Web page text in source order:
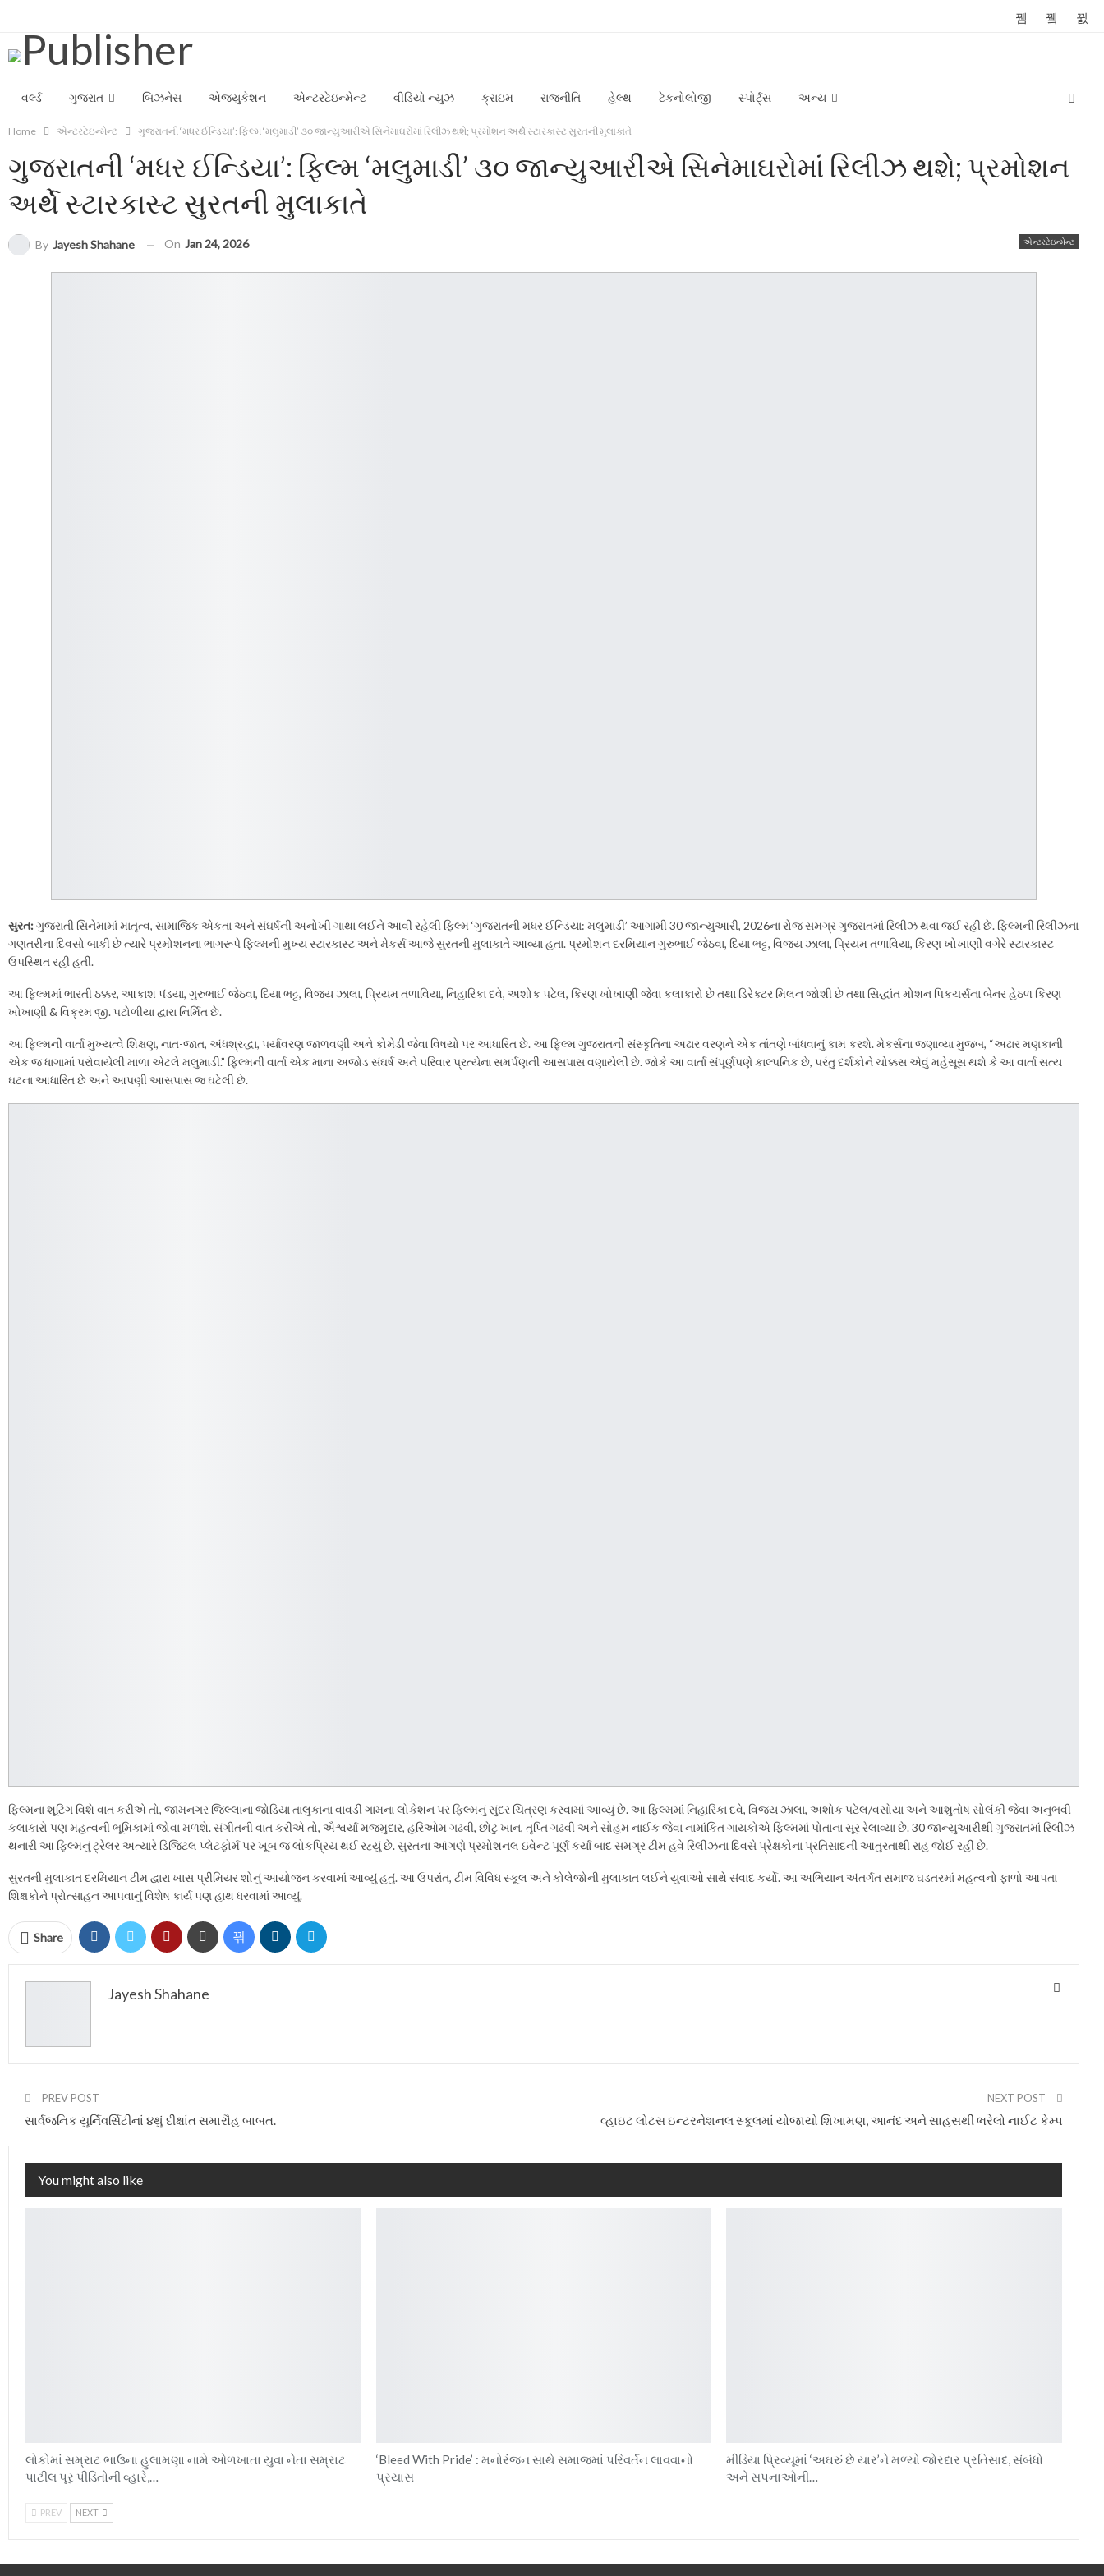
વર્લ્ડ ગુજરાત બિઝનેસ એજ્યુકેશન એન્ટરટેઇન્મેન્ટ વીડિયો ન્યુઝ ક્રાઇમ રાજનીતિ હેલ્થ ટેકનોલોજી સ્પોર્ટ્સ અન્ય
Home એન્ટરટેઇન્મેન્ટ ગુજરાતની ‘મધર ઈન્ડિયા’: ફિલ્મ ‘મલુમાડી’ ૩૦ જાન્યુઆરીએ સિનેમાઘરોમાં રિલીઝ થશે; પ્રમોશન અર્થે સ્ટારકાસ્ટ સુરતની મુલાકાતે
ગુજરાતની ‘મધર ઈન્ડિયા’: ફિલ્મ ‘મલુમાડી’ ૩૦ જાન્યુઆરીએ સિનેમાઘરોમાં રિલીઝ થશે; પ્રમોશન
અર્થે સ્ટારકાસ્ટ સુરતની મુલાકાતે
એન્ટરટેઇન્મેન્ટ
By Jayesh Shahane On Jan 24, 2026
સુરત:ગુજરાતી સિનેમામાં માતૃત્વ, સામાજિક એકતા અને સંઘર્ષની અનોખી ગાથા લઈને આવી રહેલી ફિલ્મ ‘ગુજરાતની મધર ઈન્ડિયા: મલુમાડી’ આગામી 30 જાન્યુઆરી, 2026ના રોજ સમગ્ર ગુજરાતમાં રિલીઝ થવા જઈ રહી છે. ફિલ્મની રિલીઝના
ગણતરીના દિવસો બાકી છે ત્યારે પ્રમોશનના ભાગરૂપે ફિલ્મની મુખ્ય સ્ટારકાસ્ટ અને મેકર્સ આજે સુરતની મુલાકાતે આવ્યા હતા. પ્રમોશન દરમિયાન ગુરુભાઈ જેઠવા, દિયા ભટ્ટ, વિજય ઝાલા, પ્રિયમ તળાવિયા, કિરણ ખોખાણી વગેરે સ્ટારકાસ્ટ
ઉપસ્થિત રહી હતી.
આ ફિલ્મમાં ભારતી ઠક્કર, આકાશ પંડયા, ગુરુભાઈ જેઠવા, દિયા ભટ્ટ, વિજય ઝાલા, પ્રિયમ તળાવિયા, નિહારિકા દવે, અશોક પટેલ, કિરણ ખોખાણી જેવા કલાકારો છે તથા ડિરેક્ટર મિલન જોશી છે તથા સિદ્ધાંત મોશન પિકચર્સના બેનર હેઠળ કિરણ
ખોખાણી & વિક્રમ જી. પટોળીયા દ્વારા નિર્મિત છે.
આ ફિલ્મની વાર્તા મુખ્યત્વે શિક્ષણ, નાત-જાત, અંધશ્રદ્ધા, પર્યાવરણ જાળવણી અને કોમેડી જેવા વિષયો પર આધારિત છે. આ ફિલ્મ ગુજરાતની સંસ્કૃતિના અઢાર વરણને એક તાંતણે બાંધવાનું કામ કરશે. મેકર્સના જણાવ્યા મુજબ, “અઢાર મણકાની
એક જ ધાગામાં પરોવાયેલી માળા એટલે મલુમાડી.” ફિલ્મની વાર્તા એક માના અજોડ સંઘર્ષ અને પરિવાર પ્રત્યેના સમર્પણની આસપાસ વણાયેલી છે. જોકે આ વાર્તા સંપૂર્ણપણે કાલ્પનિક છે, પરંતુ દર્શકોને ચોક્કસ એવું મહેસૂસ થશે કે આ વાર્તા સત્ય
ઘટના આધારિત છે અને આપણી આસપાસ જ ઘટેલી છે.
ફિલ્મના શૂટિંગ વિશે વાત કરીએ તો, જામનગર જિલ્લાના જોડિયા તાલુકાના વાવડી ગામના લોકેશન પર ફિલ્મનું સુંદર ચિત્રણ કરવામાં આવ્યું છે. આ ફિલ્મમાં નિહારિકા દવે, વિજય ઝાલા, અશોક પટેલ/વસોયા અને આશુતોષ સોલંકી જેવા અનુભવી
કલાકારો પણ મહત્વની ભૂમિકામાં જોવા મળશે. સંગીતની વાત કરીએ તો, ઐશ્વર્યા મજમુદાર, હરિઓમ ગઢવી, છોટુ ખાન, તૃપ્તિ ગઢવી અને સોહમ નાઈક જેવા નામાંકિત ગાયકોએ ફિલ્મમાં પોતાના સૂર રેલાવ્યા છે. 30 જાન્યુઆરીથી ગુજરાતમાં રિલીઝ
થનારી આ ફિલ્મનું ટ્રેલર અત્યારે ડિજિટલ પ્લેટફોર્મ પર ખૂબ જ લોકપ્રિય થઈ રહ્યું છે. સુરતના આંગણે પ્રમોશનલ ઇવેન્ટ પૂર્ણ કર્યા બાદ સમગ્ર ટીમ હવે રિલીઝના દિવસે પ્રેક્ષકોના પ્રતિસાદની આતુરતાથી રાહ જોઈ રહી છે.
સુરતની મુલાકાત દરમિયાન ટીમ દ્વારા ખાસ પ્રીમિયર શોનું આયોજન કરવામાં આવ્યું હતું. આ ઉપરાંત, ટીમ વિવિધ સ્કૂલ અને કોલેજોની મુલાકાત લઈને યુવાઓ સાથે સંવાદ કર્યો. આ અભિયાન અંતર્ગત સમાજ ઘડતરમાં મહત્વનો ફાળો આપતા
શિક્ષકોને પ્રોત્સાહન આપવાનું વિશેષ કાર્ય પણ હાથ ધરવામાં આવ્યું.
Share
Jayesh Shahane
PREV POST
સાર્વજનિક યુર્નિવર્સિટીનાં ૪થું દીક્ષાંત સમારૌહ બાબત.
NEXT POST
વ્હાઇટ લોટસ ઇન્ટરનેશનલ સ્કૂલમાં યોજાયો શિખામણ, આનંદ અને સાહસથી ભરેલો નાઈટ કેમ્પ
You might also like
લોકોમાં સમ્રાટ ભાઉના હુલામણા નામે ઓળખાતા યુવા નેતા સમ્રાટ
પાટીલ પૂર પીડિતોની વ્હારે,…
‘Bleed With Pride’ : મનોરંજન સાથે સમાજમાં પરિવર્તન લાવવાનો
પ્રયાસ
મીડિયા પ્રિવ્યૂમાં ‘અઘરું છે યાર’ને મળ્યો જોરદાર પ્રતિસાદ, સંબંધો
અને સપનાઓની…
PREV NEXT